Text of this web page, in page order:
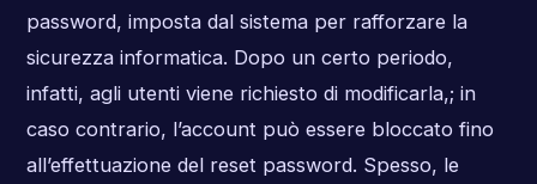
password, imposta dal sistema per rafforzare la
sicurezza informatica. Dopo un certo periodo,
infatti, agli utenti viene richiesto di modificarla,; in
caso contrario, l’account può essere bloccato fino
all’effettuazione del reset password. Spesso, le